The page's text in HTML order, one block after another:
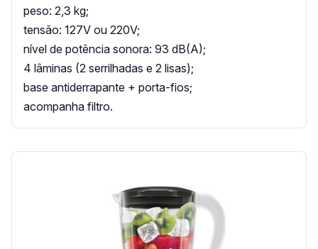
peso: 2,3 kg;
tensão: 127V ou 220V;
nível de potência sonora: 93 dB(A);
4 lâminas (2 serrilhadas e 2 lisas);
base antiderrapante + porta-fios;
acompanha filtro.